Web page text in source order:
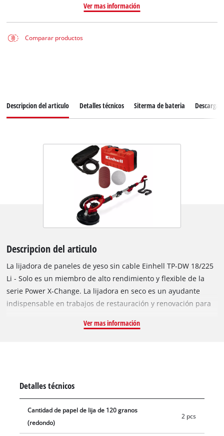
Ver mas información
Comparar productos
Descripcion del articulo Detalles técnicos Siterma de bateria Descargas
Descripcion del articulo
La lijadora de paneles de yeso sin cable Einhell TP-DW 18/225
Li - Solo es un miembro de alto rendimiento y flexible de la
serie Power X-Change. La lijadora en seco es un ayudante
indispensable en trabajos de restauración y renovación para
regulación electrónica de la velocidad permite adaptar la
superficies de agarre suave. El sistema de aspiración de polvo
cepillos se puede girar con flexibilidad. El plato lijador con
resorte garantiza un contacto óptimo con la pared o el techo.
Ver mas información
Detalles técnicos
Cantidad de papel de lija de 120 granos
(redondo)
2 pcs